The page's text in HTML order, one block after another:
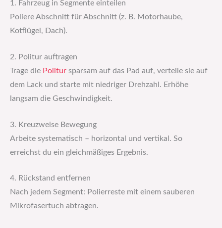
1. Fahrzeug in Segmente einteilen
Poliere Abschnitt für Abschnitt (z. B. Motorhaube,
Kotflügel, Dach).
2. Politur auftragen
Trage die Politur sparsam auf das Pad auf, verteile sie auf
dem Lack und starte mit niedriger Drehzahl. Erhöhe
langsam die Geschwindigkeit.
3. Kreuzweise Bewegung
Arbeite systematisch – horizontal und vertikal. So
erreichst du ein gleichmäßiges Ergebnis.
4. Rückstand entfernen
Nach jedem Segment: Polierreste mit einem sauberen
Mikrofasertuch abtragen.